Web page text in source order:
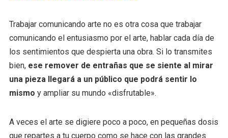
Trabajar comunicando arte no es otra cosa que trabajar
comunicando el entusiasmo por el arte, hablar cada día de
los sentimientos que despierta una obra. Si lo transmites
bien, ese remover de entrañas que se siente al mirar
una pieza llegará a un público que podrá sentir lo
mismo y ampliar su mundo «disfrutable».
A veces el arte se digiere poco a poco, en pequeñas dosis
que repartes a tu cuerpo como se hace con las grandes